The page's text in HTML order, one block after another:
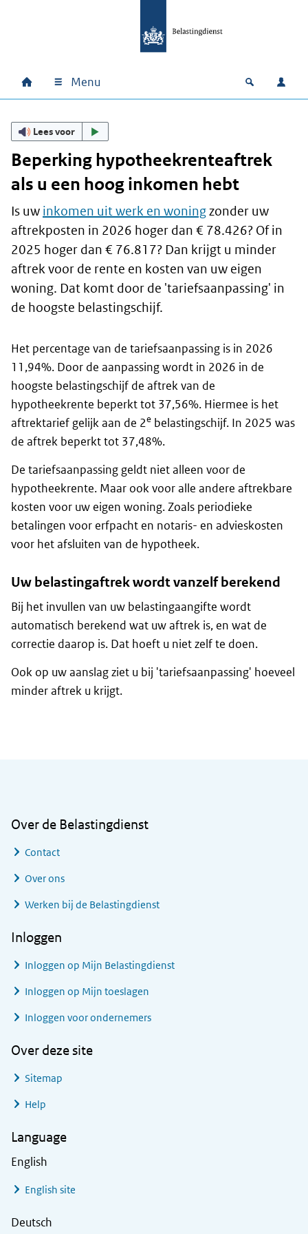
Hoofdnavigatie
Home Menu Open
Lees voor
Beperking hypotheekrenteaftrek
als u een hoog inkomen hebt
Is uw inkomen uit werk en woningzonder uw
aftrekposten in 2026 hoger dan € 78.426? Of in
2025 hoger dan € 76.817? Dan krijgt u minder
aftrek voor de rente en kosten van uw eigen
woning. Dat komt door de 'tariefsaanpassing' in
de hoogste belastingschijf.
Het percentage van de tariefsaanpassing is in 2026
11,94%. Door de aanpassing wordt in 2026 in de
hoogste belastingschijf de aftrek van de
hypotheekrente beperkt tot 37,56%. Hiermee is het
aftrektarief gelijk aan de 2e belastingschijf. In 2025 was
de aftrek beperkt tot 37,48%.
De tariefsaanpassing geldt niet alleen voor de
hypotheekrente. Maar ook voor alle andere aftrekbare
kosten voor uw eigen woning. Zoals periodieke
betalingen voor erfpacht en notaris- en advieskosten
voor het afsluiten van de hypotheek.
Uw belastingaftrek wordt vanzelf berekend
Bij het invullen van uw belastingaangifte wordt
automatisch berekend wat uw aftrek is, en wat de
correctie daarop is. Dat hoeft u niet zelf te doen.
Ook op uw aanslag ziet u bij 'tariefsaanpassing' hoeveel
minder aftrek u krijgt.
Over de Belastingdienst
Contact
Over ons
Werken bij de Belastingdienst
Inloggen
Inloggen op Mijn Belastingdienst
Inloggen op Mijn toeslagen
Inloggen voor ondernemers
Over deze site
Sitemap
Help
Language
English
English site
Deutsch